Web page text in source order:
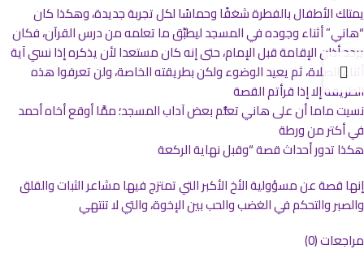
يمتلك الأطفال بالفطرة شغفًا وحماسًا لكل تجربة جديدة، وهكذا كان
“هاني” أثناء وجوده في المسجد ليطبِّق ما تعلمه من درس القرآن، فكان
يردد أذان الإقامة قبل الإمام، حتى إنه كان مستعدا لأن يذكره إذا نسي آية
أثناء الصلاة، ثم يعيد الوضوء ولكن بطريقته الخاصة، ولن تعرفوا هذه
الطريقة إلا إذا قرأتم القصة
نسيت ماما أن على هاني تعلُّم بعض آداب المسجد؛ ممَّا أوقع أخاه أحمد
في أكتر من ورطة
هكذا تدور أحداث قصة “وقبل نهاية الركعة
إنها قصة عن مسؤولية الأخ الأكبر التي تمتزج فيها مشاعر الثبات والقلق
والصبر والتحكم في الغضب والحب بين الإخوة، والتي لا تنتهي
مراجعات (0)